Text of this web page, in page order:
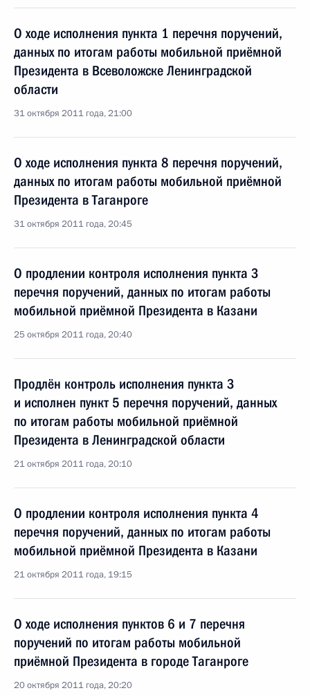
О ходе исполнения пункта 1 перечня поручений,
данных по итогам работы мобильной приёмной
Президента в Всеволожске Ленинградской
области
31 октября 2011 года, 21:00
О ходе исполнения пункта 8 перечня поручений,
данных по итогам работы мобильной приёмной
Президента в Таганроге
31 октября 2011 года, 20:45
О продлении контроля исполнения пункта 3
перечня поручений, данных по итогам работы
мобильной приёмной Президента в Казани
25 октября 2011 года, 20:40
Продлён контроль исполнения пункта 3
и исполнен пункт 5 перечня поручений, данных
по итогам работы мобильной приёмной
Президента в Ленинградской области
21 октября 2011 года, 20:10
О продлении контроля исполнения пункта 4
перечня поручений, данных по итогам работы
мобильной приёмной Президента в Казани
21 октября 2011 года, 19:15
О ходе исполнения пунктов 6 и 7 перечня
поручений по итогам работы мобильной
приёмной Президента в городе Таганроге
20 октября 2011 года, 20:20